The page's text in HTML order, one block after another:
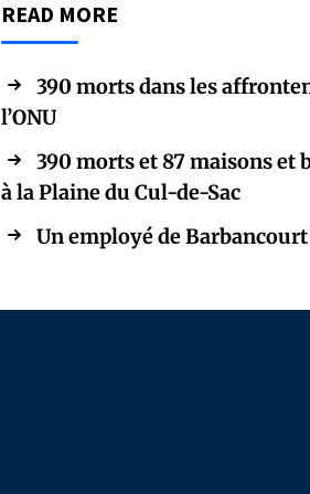
READ MORE
390 morts dans les
l’ONU
390 morts et 87 maisons
à la Plaine du Cul-de-Sac
Un employé de